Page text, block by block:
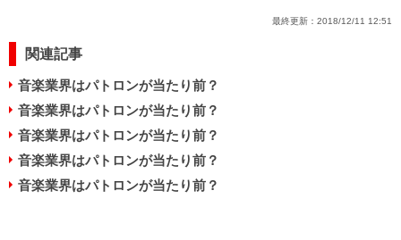
最終更新： 2018/12/11 12:51
関連記事
音楽業界はパトロンが当たり前？
音楽業界はパトロンが当たり前？
音楽業界はパトロンが当たり前？
音楽業界はパトロンが当たり前？
音楽業界はパトロンが当たり前？